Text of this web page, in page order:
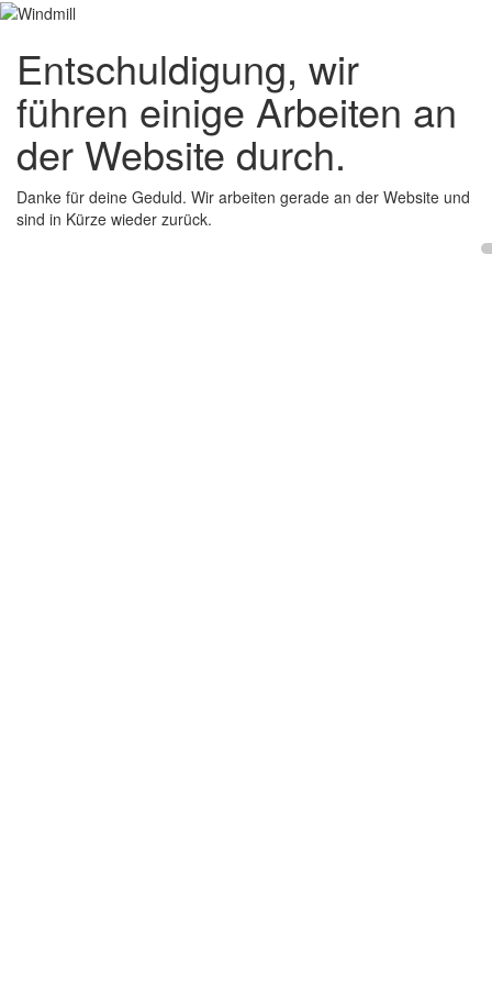
Entschuldigung, wir
führen einige Arbeiten an
der Website durch.
Danke für deine Geduld. Wir arbeiten gerade an der Website und
sind in Kürze wieder zurück.